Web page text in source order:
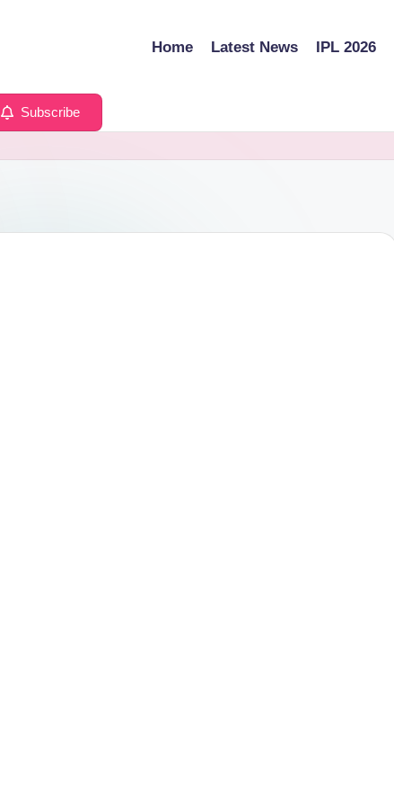
Home Latest News IPL 2026
Subscribe